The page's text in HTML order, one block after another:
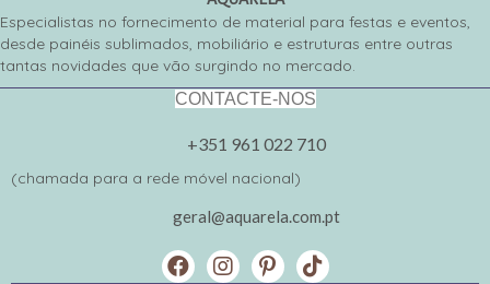
Especialistas no fornecimento de material para festas e eventos,
desde painéis sublimados, mobiliário e estruturas entre outras
tantas novidades que vão surgindo no mercado.
CONTACTE-NOS
+351 961 022 710
(chamada para a rede móvel nacional)
geral@aquarela.com.pt